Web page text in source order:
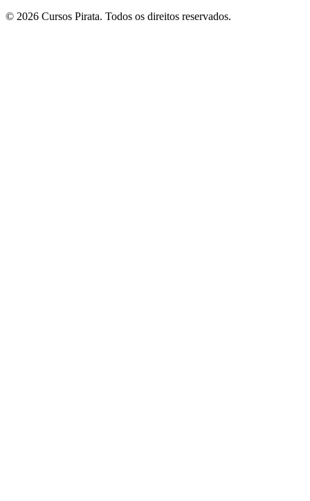
© 2026 Cursos Pirata. Todos os direitos reservados.